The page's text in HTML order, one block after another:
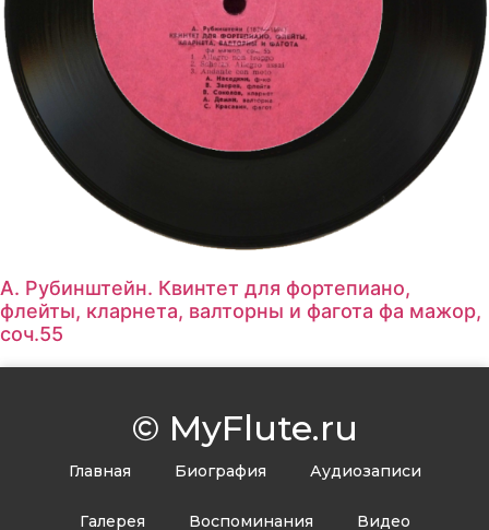
А. Рубинштейн. Квинтет для фортепиано,
флейты, кларнета, валторны и фагота фа мажор,
соч.55
© MyFlute.ru
Главная Биография Аудиозаписи
Галерея Воспоминания Видео